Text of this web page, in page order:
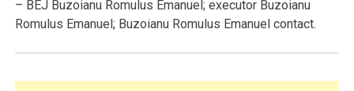
– BEJ Buzoianu Romulus Emanuel; executor Buzoianu
Romulus Emanuel; Buzoianu Romulus Emanuel contact.